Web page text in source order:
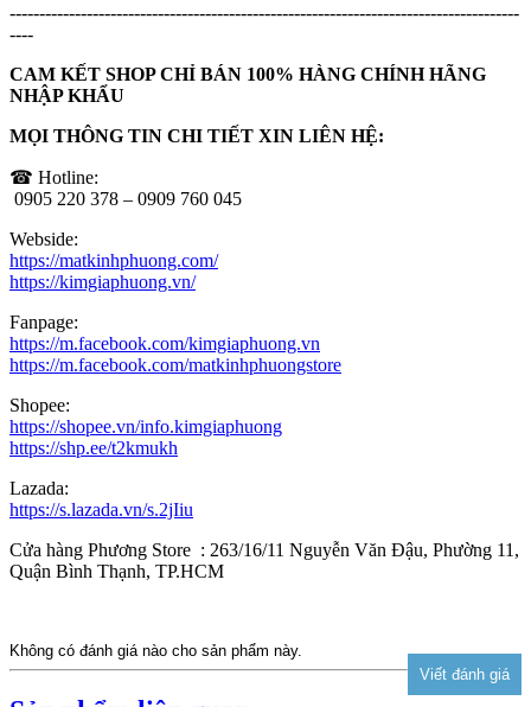
--------------------------------------------------------------------------------------
----
CAM KẾT SHOP CHỈ BÁN 100% HÀNG CHÍNH HÃNG
NHẬP KHẨU
MỌI THÔNG TIN CHI TIẾT XIN LIÊN HỆ:
☎ Hotline:
0905 220 378 – 0909 760 045
Webside:
https://matkinhphuong.com/
https://kimgiaphuong.vn/
Fanpage:
https://m.facebook.com/kimgiaphuong.vn
https://m.facebook.com/matkinhphuongstore
Shopee:
https://shopee.vn/info.kimgiaphuong
https://shp.ee/t2kmukh
Lazada:
https://s.lazada.vn/s.2jIiu
Cửa hàng Phương Store : 263/16/11 Nguyễn Văn Đậu, Phường 11,
Quận Bình Thạnh, TP.HCM
Không có đánh giá nào cho sản phẩm này.